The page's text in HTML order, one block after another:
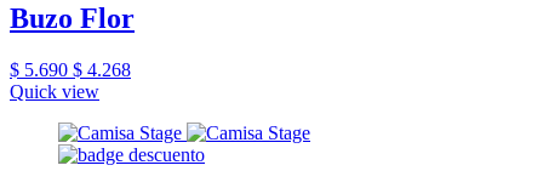
Buzo Flor
$ 5.690 $ 4.268
Quick view